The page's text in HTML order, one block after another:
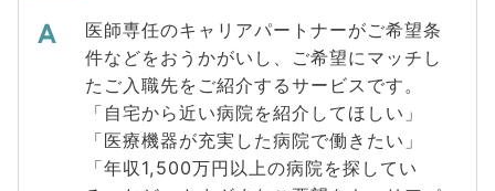
医師専任のキャリアパートナーがご希望条
件などをおうかがいし、ご希望にマッチし
たご入職先をご紹介するサービスです。
「自宅から近い病院を紹介してほしい」
「医療機器が充実した病院で働きたい」
「年収1,500万円以上の病院を探してい